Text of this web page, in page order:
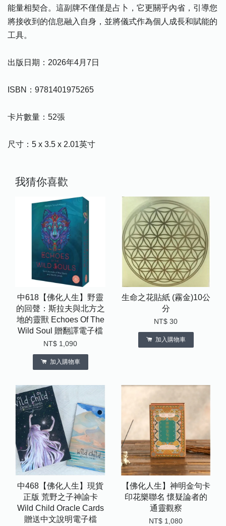
能量相契合。這副牌不僅僅是占卜，它更關乎內省，引導您
將接收到的信息融入自身，並將儀式作為個人成長和賦能的
工具。
出版日期：2026年4月7日
ISBN：9781401975265
卡片數量：52張
尺寸：5 x 3.5 x 2.01英寸
我猜你喜歡
中618【佛化人生】野靈
的回聲：斯拉夫與北方之
地的靈獸 Echoes Of The
Wild Soul 贈翻譯電子檔
NT$ 1,090
加入購物車
生命之花貼紙 (霧金)10公
分
NT$ 30
加入購物車
中468【佛化人生】現貨
正版 荒野之子神諭卡
Wild Child Oracle Cards
贈送中文說明電子檔
【佛化人生】神明金句卡
印花樂聯名 懷疑論者的
通靈觀察
NT$ 1,080